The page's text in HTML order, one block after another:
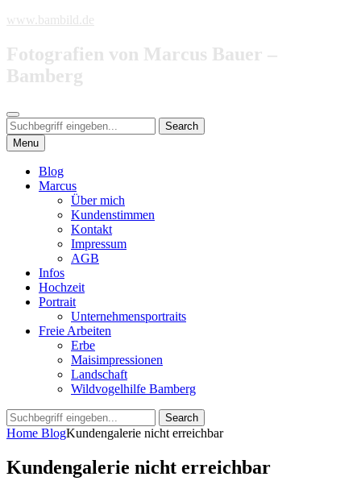
Skip
content
www.bambild.de
Fotografien von Marcus Bauer –
Bamberg
Search
Search
for:
Search
Menu
Blog
Marcus
Über mich
Kundenstimmen
Kontakt
Impressum
AGB
Infos
Hochzeit
Portrait
Unternehmensportraits
Freie Arbeiten
Erbe
Maisimpressionen
Landschaft
Wildvogelhilfe Bamberg
Search
for:
Search
Home BlogKundengalerie nicht erreichbar
Kundengalerie nicht erreichbar